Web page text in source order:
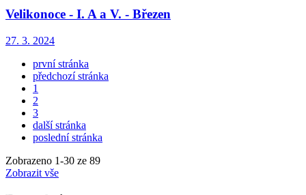
Velikonoce - I. A a V. - Březen
27. 3. 2024
první stránka
předchozí stránka
1
2
3
další stránka
poslední stránka
Zobrazeno 1-30 ze 89
Zobrazit vše